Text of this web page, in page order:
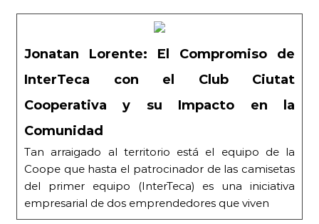
Jonatan Lorente: El Compromiso de
InterTeca con el Club Ciutat
Cooperativa y su Impacto en la
Comunidad
Tan arraigado al territorio está el equipo de la
Coope que hasta el patrocinador de las camisetas
del primer equipo (InterTeca) es una iniciativa
empresarial de dos emprendedores que viven